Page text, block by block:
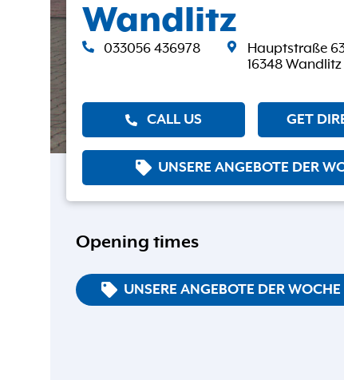
Wandlitz
033056 436978
Hauptstraße
16348
CALL US GET
UNSERE ANGEBOTE DER
Opening times
UNSERE ANGEBOTE DER WOCHE